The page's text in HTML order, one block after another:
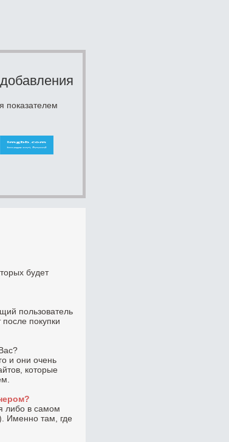
показателем
будет
пользователь
покупки
и они очень
которые
либо в самом
Именно там, где